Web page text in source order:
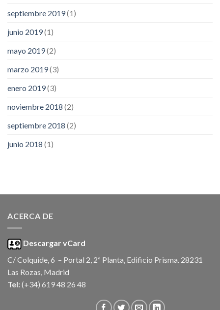
septiembre 2019(1)
junio 2019(1)
mayo 2019(2)
marzo 2019(3)
enero 2019(3)
noviembre 2018 (2)
septiembre 2018 (2)
junio 2018 (1)
ACERCA DE
Descargar vCard
C/ Colquide, 6 – Portal 2, 2ª Planta, Edificio Prisma. 28231
Las Rozas, Madrid
Tel: (+34) 619 48 26 48